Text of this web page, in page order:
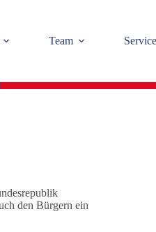
Team Service
den Bürgern ein